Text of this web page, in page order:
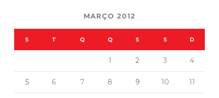
MARÇO 2012
S T Q Q S S D
1 2 3 4
5 6 7 8 9 10 11